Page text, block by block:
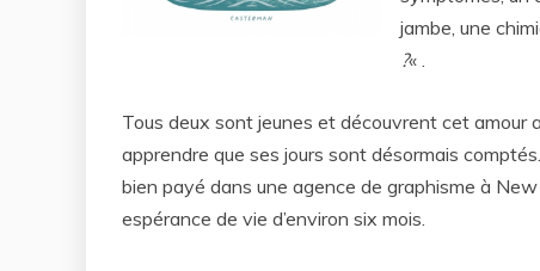
jambe, une
?« .
Tous deux sont jeunes et découvrent cet
apprendre que ses jours sont désormais
bien payé dans une agence de graphisme à
espérance de vie d’environ six mois.